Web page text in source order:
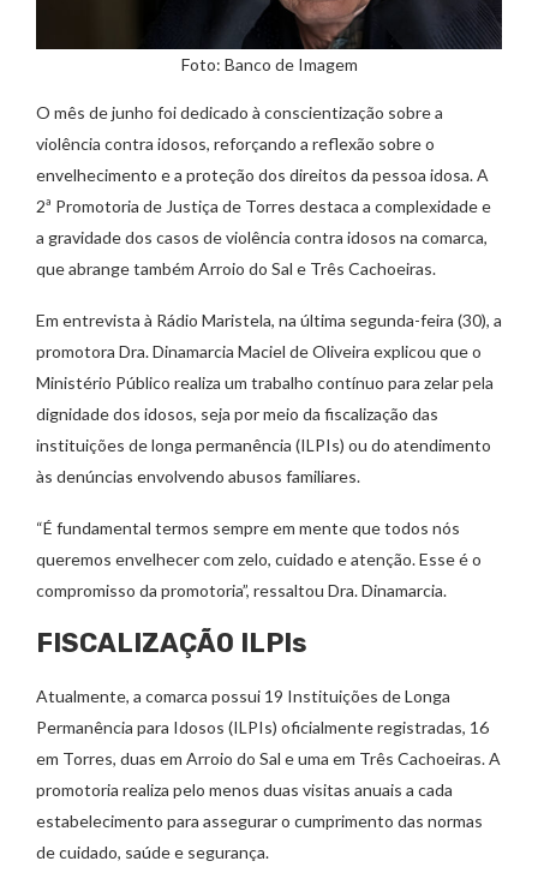
Foto: Banco de Imagem
O mês de junho foi dedicado à conscientização sobre a
violência contra idosos, reforçando a reflexão sobre o
envelhecimento e a proteção dos direitos da pessoa idosa. A
2ª Promotoria de Justiça de Torres destaca a complexidade e
a gravidade dos casos de violência contra idosos na comarca,
que abrange também Arroio do Sal e Três Cachoeiras.
Em entrevista à Rádio Maristela, na última segunda-feira (30), a
promotora Dra. Dinamarcia Maciel de Oliveira explicou que o
Ministério Público realiza um trabalho contínuo para zelar pela
dignidade dos idosos, seja por meio da fiscalização das
instituições de longa permanência (ILPIs) ou do atendimento
às denúncias envolvendo abusos familiares.
“É fundamental termos sempre em mente que todos nós
queremos envelhecer com zelo, cuidado e atenção. Esse é o
compromisso da promotoria”, ressaltou Dra. Dinamarcia.
FISCALIZAÇÃO ILPIs
Atualmente, a comarca possui 19 Instituições de Longa
Permanência para Idosos (ILPIs) oficialmente registradas, 16
em Torres, duas em Arroio do Sal e uma em Três Cachoeiras. A
promotoria realiza pelo menos duas visitas anuais a cada
estabelecimento para assegurar o cumprimento das normas
de cuidado, saúde e segurança.